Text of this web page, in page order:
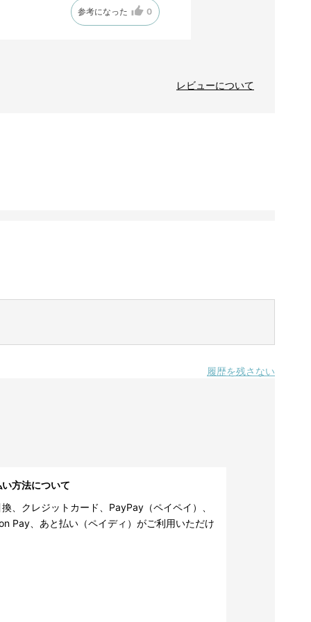
参考になった 0
レビューについて
履歴を残さない
方法について
、クレジットカード、PayPay（ペイペイ）、
Pay、あと払い（ペイディ）がご利用いただけ